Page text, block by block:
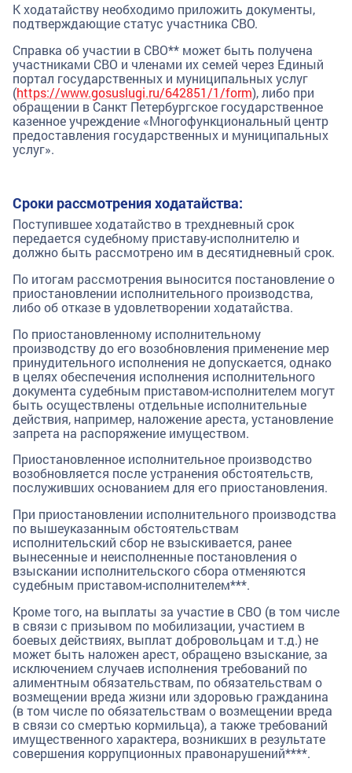
К ходатайству необходимо приложить документы,
подтверждающие статус участника СВО.
Справка об участии в СВО** может быть получена
участниками СВО и членами их семей через Единый
портал государственных и муниципальных услуг
(https://www.gosuslugi.ru/642851/1/form), либо при
обращении в Санкт Петербургское государственное
казенное учреждение «Многофункциональный центр
предоставления государственных и муниципальных
услуг».
Сроки рассмотрения ходатайства:
Поступившее ходатайство в трехдневный срок
передается судебному приставу-исполнителю и
должно быть рассмотрено им в десятидневный срок.
По итогам рассмотрения выносится постановление о
приостановлении исполнительного производства,
либо об отказе в удовлетворении ходатайства.
По приостановленному исполнительному
производству до его возобновления применение мер
принудительного исполнения не допускается, однако
в целях обеспечения исполнения исполнительного
документа судебным приставом-исполнителем могут
быть осуществлены отдельные исполнительные
действия, например, наложение ареста, установление
запрета на распоряжение имуществом.
Приостановленное исполнительное производство
возобновляется после устранения обстоятельств,
послуживших основанием для его приостановления.
При приостановлении исполнительного производства
по вышеуказанным обстоятельствам
исполнительский сбор не взыскивается, ранее
вынесенные и неисполненные постановления о
взыскании исполнительского сбора отменяются
судебным приставом-исполнителем***.
Кроме того, на выплаты за участие в СВО (в том числе
в связи с призывом по мобилизации, участием в
боевых действиях, выплат добровольцам и т.д.) не
может быть наложен арест, обращено взыскание, за
исключением случаев исполнения требований по
алиментным обязательствам, по обязательствам о
возмещении вреда жизни или здоровью гражданина
(в том числе по обязательствам о возмещении вреда
в связи со смертью кормильца), а также требований
имущественного характера, возникших в результате
совершения коррупционных правонарушений****.